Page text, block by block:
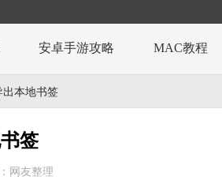
安卓手游攻略 MAC教程
本地书签
签
网友整理